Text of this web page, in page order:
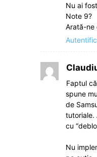
Nu ai
Note 9?
Arată-ne
Faptul
spune
de
tutoriale.
cu
Nu